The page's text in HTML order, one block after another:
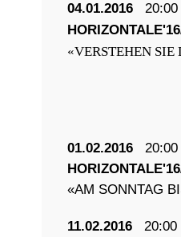
04.01.2016 20:00
«VERSTEHEN SIE
01.02.2016
«AM SONNTAG
11.02.2016